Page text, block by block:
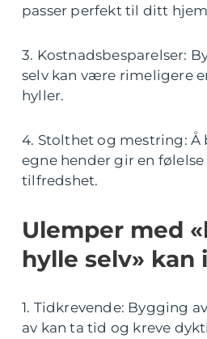
passer perfekt til ditt
3. Kostnadsbesparelser:
selv kan være rimeligere
hyller.
4. Stolthet og mestring: Å
egne hender gir en
tilfredshet.
Ulemper med
hylle selv» kan
1. Tidkrevende: Bygging
av kan ta tid og kreve